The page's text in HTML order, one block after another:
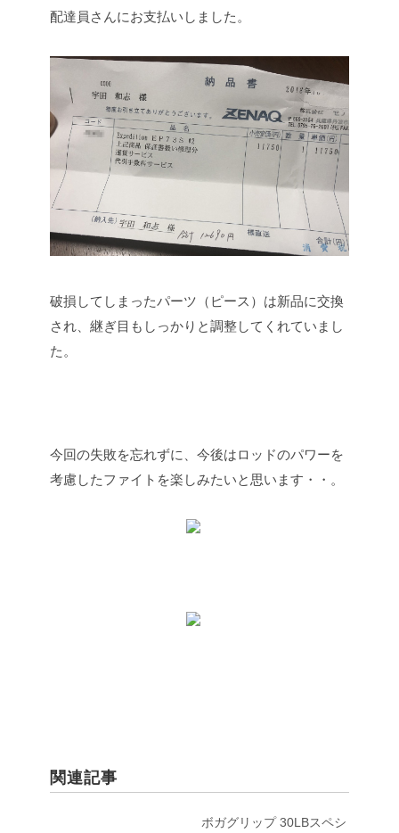
配達員さんにお支払いしました。
破損してしまったパーツ（ピース）は新品に交換
され、継ぎ目もしっかりと調整してくれていまし
た。
今回の失敗を忘れずに、今後はロッドのパワーを
考慮したファイトを楽しみたいと思います・・。
関連記事
ボガグリップ 30LBスペシ